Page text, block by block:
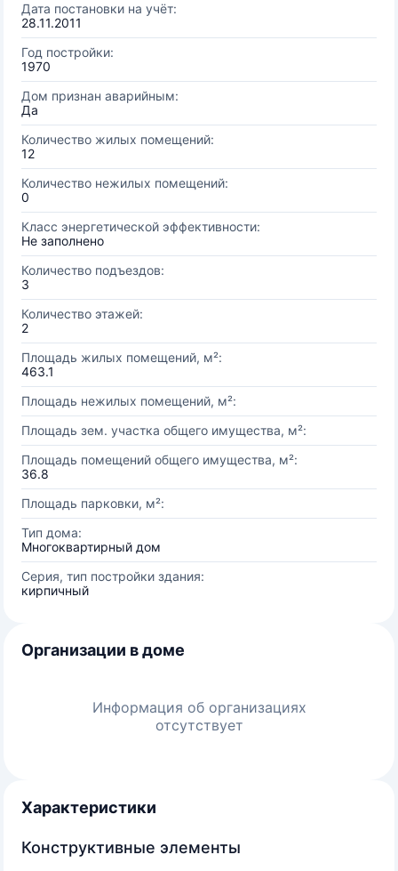
Дата постановки на учёт:
28.11.2011
Год постройки:
1970
Дом признан аварийным:
Да
Количество жилых помещений:
12
Количество нежилых помещений:
0
Класс энергетической эффективности:
Не заполнено
Количество подъездов:
3
Количество этажей:
2
Площадь жилых помещений, м²:
463.1
Площадь нежилых помещений, м²:
Площадь зем. участка общего имущества, м²:
Площадь помещений общего имущества, м²:
36.8
Площадь парковки, м²:
Тип дома:
Многоквартирный дом
Серия, тип постройки здания:
кирпичный
Организации в доме
Информация об организациях
отсутствует
Характеристики
Конструктивные элементы